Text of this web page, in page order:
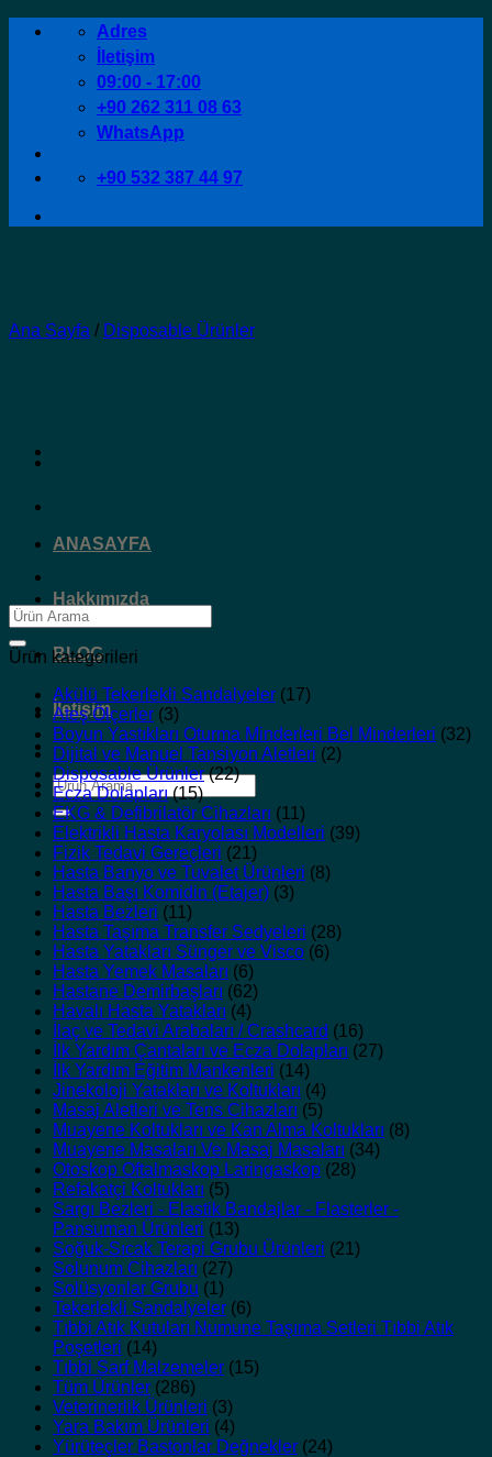
İçeriğe
Adres
İletişim
09:00 - 17:00
+90 262 311 08 63
WhatsApp
+90 532 387 44 97
ANASAYFA
Hakkımızda
BLOG
İletişim
Ara:
Ana Sayfa / Disposable Ürünler
Ara:
Ürün kategorileri
Akülü Tekerlekli Sandalyeler (17)
Ateş Ölçerler (3)
Boyun Yastıkları Oturma Minderleri Bel Minderleri (32)
Dijital ve Manuel Tansiyon Aletleri (2)
Disposable Ürünler (22)
Ecza Dolapları (15)
EKG & Defibrilatör Cihazları (11)
Elektrikli Hasta Karyolası Modelleri (39)
Fizik Tedavi Gereçleri (21)
Hasta Banyo ve Tuvalet Ürünleri (8)
Hasta Başı Komidin (Etajer) (3)
Hasta Bezleri (11)
Hasta Taşıma Transfer Sedyeleri (28)
Hasta Yatakları Sünger ve Visco (6)
Hasta Yemek Masaları (6)
Hastane Demirbaşları (62)
Havalı Hasta Yatakları (4)
İlaç ve Tedavi Arabaları / Crashcard (16)
İlk Yardım Çantaları ve Ecza Dolapları (27)
İlk Yardım Eğitim Mankenleri (14)
Jinekoloji Yatakları ve Koltukları (4)
Masaj Aletleri ve Tens Cihazları (5)
Muayene Koltukları ve Kan Alma Koltukları (8)
Muayene Masaları Ve Masaj Masaları (34)
Otoskop Oftalmaskop Laringaskop (28)
Refakatçi Koltukları (5)
Sargı Bezleri - Elastik Bandajlar - Flasterler -
Pansuman Ürünleri (13)
Soğuk-Sıcak Terapi Grubu Ürünleri (21)
Solunum Cihazları (27)
Solüsyonlar Grubu (1)
Tekerlekli Sandalyeler (6)
Tıbbi Atık Kutuları Numune Taşıma Setleri Tıbbi Atık
Poşetleri (14)
Tıbbi Sarf Malzemeler (15)
Tüm Ürünler (286)
Veterinerlik Ürünleri (3)
Yara Bakım Ürünleri (4)
Yürüteçler Bastonlar Değnekler (24)